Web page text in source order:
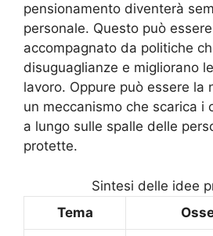
pensionamento diventerà
personale. Questo può
accompagnato da politiche
disuguaglianze e migliorano
lavoro. Oppure può essere la
un meccanismo che scarica i
a lungo sulle spalle delle
protette.
Sintesi delle idee
Tema